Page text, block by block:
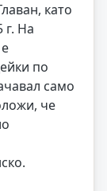
като
г. На
по
само
че